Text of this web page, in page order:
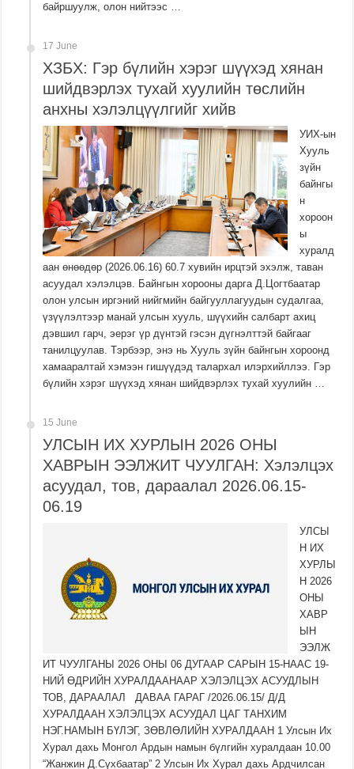
байршуулж, олон нийтээс …
17 June
ХЗБХ: Гэр бүлийн хэрэг шүүхэд хянан
шийдвэрлэх тухай хуулийн төслийн
анхны хэлэлцүүлгийг хийв
УИХ-ын
Хууль
зүйн
байнгы
н
хороон
ы
хуралд
аан өнөөдөр (2026.06.16) 60.7 хувийн ирцтэй эхэлж, таван
асуудал хэлэлцэв. Байнгын хорооны дарга Д.Цогтбаатар
олон улсын иргэний нийгмийн байгууллагуудын судалгаа,
үзүүлэлтээр манай улсын хууль, шүүхийн салбарт ахиц
дэвшил гарч, эерэг үр дүнтэй гэсэн дүгнэлттэй байгааг
танилцуулав. Тэрбээр, энэ нь Хууль зүйн байнгын хороонд
хамааралтай хэмээн гишүүдэд талархал илэрхийллээ. Гэр
бүлийн хэрэг шүүхэд хянан шийдвэрлэх тухай хуулийн …
15 June
УЛСЫН ИХ ХУРЛЫН 2026 ОНЫ
ХАВРЫН ЭЭЛЖИТ ЧУУЛГАН: Хэлэлцэх
асуудал, тов, дараалал 2026.06.15-
06.19
УЛСЫ
Н ИХ
ХУРЛЫ
Н 2026
ОНЫ
ХАВР
ЫН
ЭЭЛЖ
ИТ ЧУУЛГАНЫ 2026 ОНЫ 06 ДУГААР САРЫН 15-НААС 19-
НИЙ ӨДРИЙН ХУРАЛДААНААР ХЭЛЭЛЦЭХ АСУУДЛЫН
ТОВ, ДАРААЛАЛ ДАВАА ГАРАГ /2026.06.15/ Д/Д
ХУРАЛДААН ХЭЛЭЛЦЭХ АСУУДАЛ ЦАГ ТАНХИМ
НЭГ.НАМЫН БҮЛЭГ, ЗӨВЛӨЛИЙН ХУРАЛДААН 1 Улсын Их
Хурал дахь Монгол Ардын намын бүлгийн хуралдаан 10.00
“Жанжин Д.Сүхбаатар” 2 Улсын Их Хурал дахь Ардчилсан